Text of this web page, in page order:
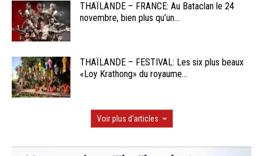
THAÏLANDE – FRANCE: Au Bataclan le 24
novembre, bien plus qu’un...
THAÏLANDE – FESTIVAL: Les six plus beaux
«Loy Krathong» du royaume...
Voir plus d'articles